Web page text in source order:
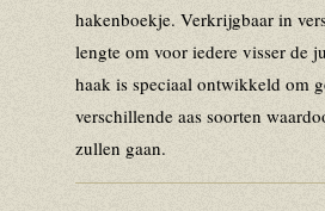
hakenboekje. Verkrijgbaar in
lengte om voor iedere visser de
haak is speciaal ontwikkeld om
verschillende aas soorten
zullen gaan.